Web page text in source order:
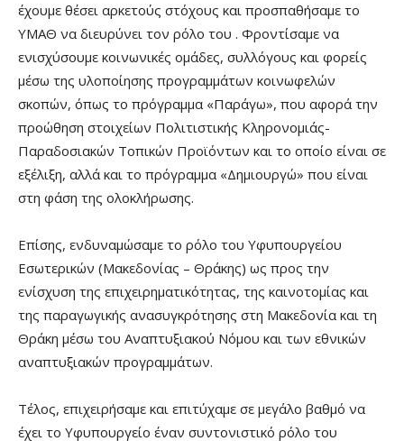
έχουμε θέσει αρκετούς στόχους και προσπαθήσαμε το
ΥΜΑΘ να διευρύνει τον ρόλο του . Φροντίσαμε να
ενισχύσουμε κοινωνικές ομάδες, συλλόγους και φορείς
μέσω της υλοποίησης προγραμμάτων κοινωφελών
σκοπών, όπως το πρόγραμμα «Παράγω», που αφορά την
προώθηση στοιχείων Πολιτιστικής Κληρονομιάς-
Παραδοσιακών Τοπικών Προϊόντων και το οποίο είναι σε
εξέλιξη, αλλά και το πρόγραμμα «Δημιουργώ» που είναι
στη φάση της ολοκλήρωσης.
Επίσης, ενδυναμώσαμε το ρόλο του Υφυπουργείου
Εσωτερικών (Μακεδονίας – Θράκης) ως προς την
ενίσχυση της επιχειρηματικότητας, της καινοτομίας και
της παραγωγικής ανασυγκρότησης στη Μακεδονία και τη
Θράκη μέσω του Αναπτυξιακού Νόμου και των εθνικών
αναπτυξιακών προγραμμάτων.
Τέλος, επιχειρήσαμε και επιτύχαμε σε μεγάλο βαθμό να
έχει το Υφυπουργείο έναν συντονιστικό ρόλο του